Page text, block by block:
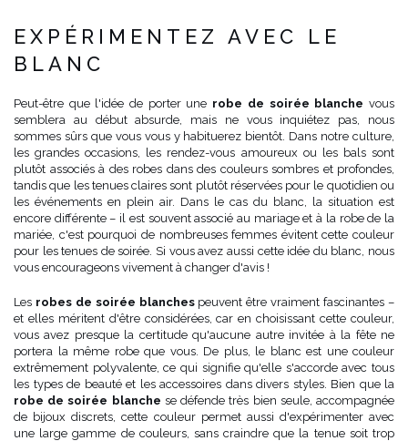
EXPÉRIMENTEZ AVEC LE
BLANC
Peut-être que l'idée de porter une robe de soirée blanche vous
semblera au début absurde, mais ne vous inquiétez pas, nous
sommes sûrs que vous vous y habituerez bientôt. Dans notre culture,
les grandes occasions, les rendez-vous amoureux ou les bals sont
plutôt associés à des robes dans des couleurs sombres et profondes,
tandis que les tenues claires sont plutôt réservées pour le quotidien ou
les événements en plein air. Dans le cas du blanc, la situation est
encore différente – il est souvent associé au mariage et à la robe de la
mariée, c'est pourquoi de nombreuses femmes évitent cette couleur
pour les tenues de soirée. Si vous avez aussi cette idée du blanc, nous
vous encourageons vivement à changer d'avis !
Les robes de soirée blanchespeuvent être vraiment fascinantes –
et elles méritent d'être considérées, car en choisissant cette couleur,
vous avez presque la certitude qu'aucune autre invitée à la fête ne
portera la même robe que vous. De plus, le blanc est une couleur
extrêmement polyvalente, ce qui signifie qu'elle s'accorde avec tous
les types de beauté et les accessoires dans divers styles. Bien que la
robe de soirée blanche se défende très bien seule, accompagnée
de bijoux discrets, cette couleur permet aussi d'expérimenter avec
une large gamme de couleurs, sans craindre que la tenue soit trop